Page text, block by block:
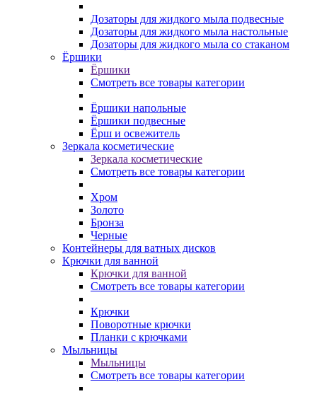
Дозаторы для жидкого мыла подвесные
Дозаторы для жидкого мыла настольные
Дозаторы для жидкого мыла со стаканом
Ёршики
Ёршики
Смотреть все товары категории
Ёршики напольные
Ёршики подвесные
Ёрш и освежитель
Зеркала косметические
Зеркала косметические
Смотреть все товары категории
Хром
Золото
Бронза
Черные
Контейнеры для ватных дисков
Крючки для ванной
Крючки для ванной
Смотреть все товары категории
Крючки
Поворотные крючки
Планки с крючками
Мыльницы
Мыльницы
Смотреть все товары категории